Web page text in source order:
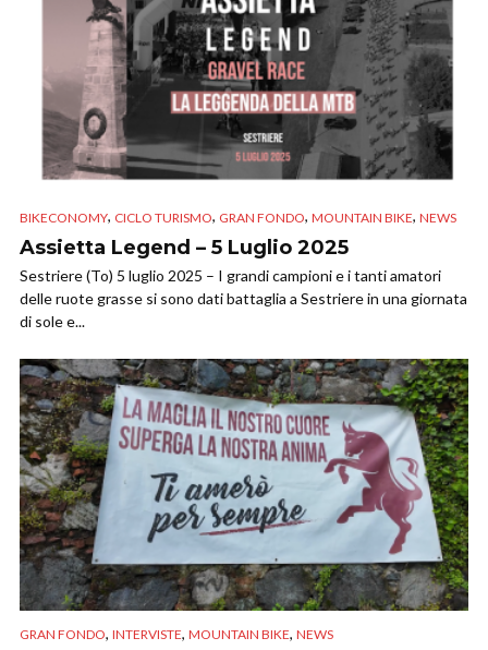
BIKECONOMY, CICLO TURISMO, GRAN FONDO, MOUNTAIN BIKE, NEWS
Assietta Legend – 5 Luglio 2025
Sestriere (To) 5 luglio 2025 – I grandi campioni e i tanti amatori
delle ruote grasse si sono dati battaglia a Sestriere in una giornata
di sole e...
GRAN FONDO, INTERVISTE, MOUNTAIN BIKE, NEWS